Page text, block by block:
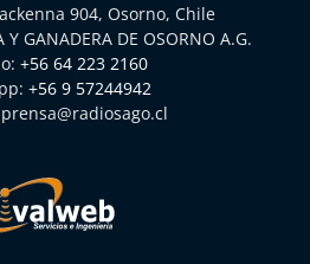
904, Osorno, Chile
Y GANADERA DE OSORNO A.G.
+56 64 223 2160
+56 9 57244942
prensa@radiosago.cl